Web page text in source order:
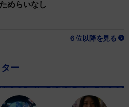
めらいなし
６位以降を見る
ー